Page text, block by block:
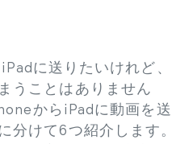
に送りたいけれど、
うことはありません
からiPadに動画を送
分けて6つ紹介します。